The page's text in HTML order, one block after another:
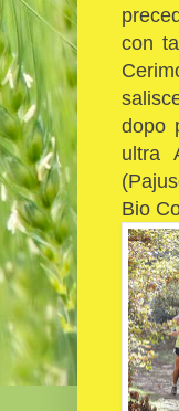
con
dopo
ultra
Bio